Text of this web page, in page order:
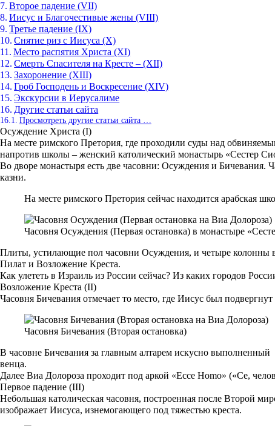
Второе падение (VII)
Иисус и Благочестивые жены (VIII)
Третье падение (IX)
Снятие риз с Иисуса (X)
Место распятия Христа (XI)
Смерть Спасителя на Кресте – (XII)
Захоронение (XIII)
Гроб Господень и Воскресение (XIV)
Экскурсии в Иерусалиме
Другие статьи сайта
Просмотреть другие статьи сайта …
Осуждение Христа (I)
На месте римского Претория, где проходили суды над
напротив школы – женский католический монастырь «Сестер
Во дворе монастыря есть две часовни: Осуждения и Бичевания.
казни.
На месте римского Претория сейчас находится арабская
Часовня Осуждения (Первая остановка) в монастыре
Плиты, устилающие пол часовни Осуждения, и четыре колонны
Пилат и Возложение Креста.
Как улететь в Израиль из России сейчас? Из каких городов
Возложение Креста (II)
Часовня Бичевания отмечает то место, где Иисус был
Часовня Бичевания (Вторая остановка)
В часовне Бичевания за главным алтарем искусно
венца.
Далее Виа Долороза проходит под аркой «Ecce Homo» («Се,
Первое падение (III)
Небольшая католическая часовня, построенная после Второй
изображает Иисуса, изнемогающего под тяжестью креста.